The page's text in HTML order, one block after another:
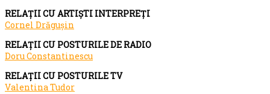
RELAȚII CU ARTIȘTI INTERPREȚI
Cornel Drăgușin
RELAȚII CU POSTURILE DE RADIO
Doru Constantinescu
RELAȚII CU POSTURILE TV
Valentina Tudor